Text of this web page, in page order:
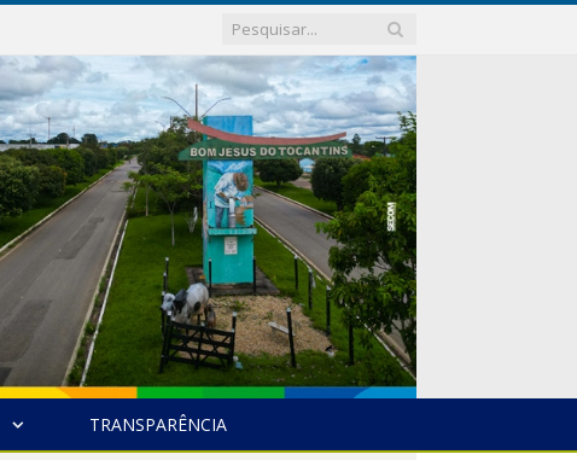
TRANSPARÊNCIA